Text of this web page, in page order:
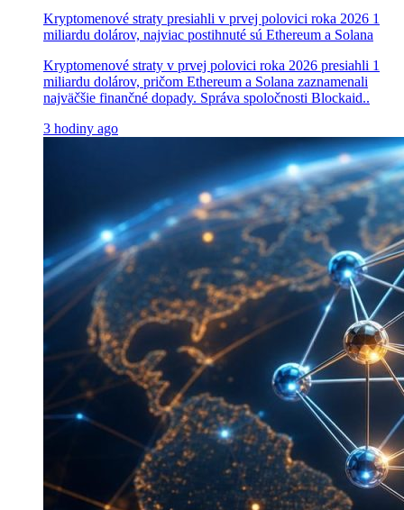
Kryptomenové straty presiahli v prvej polovici roka 2026 1
miliardu dolárov, najviac postihnuté sú Ethereum a Solana
Kryptomenové straty v prvej polovici roka 2026 presiahli 1
miliardu dolárov, pričom Ethereum a Solana zaznamenali
najväčšie finančné dopady. Správa spoločnosti Blockaid..
3 hodiny ago